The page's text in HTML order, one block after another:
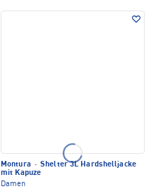
Montura · Shelter 3L Hardshelljacke
mit Kapuze
Damen